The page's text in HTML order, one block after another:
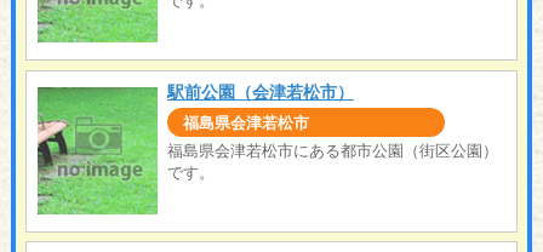
駅前公園（会津若松市）
福島県会津若松市
福島県会津若松市にある都市公園（街区公園）
です。